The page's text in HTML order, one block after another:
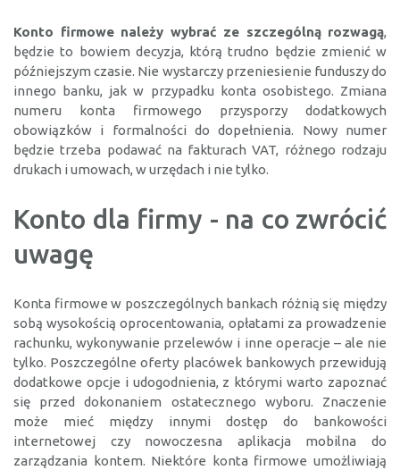
Konto firmowe należy wybrać ze szczególną rozwagą,
będzie to bowiem decyzja, którą trudno będzie zmienić w
późniejszym czasie. Nie wystarczy przeniesienie funduszy do
innego banku, jak w przypadku konta osobistego. Zmiana
numeru konta firmowego przysporzy dodatkowych
obowiązków i formalności do dopełnienia. Nowy numer
będzie trzeba podawać na fakturach VAT, różnego rodzaju
drukach i umowach, w urzędach i nie tylko.
Konto dla firmy - na co zwrócić
uwagę
Konta firmowe w poszczególnych bankach różnią się między
sobą wysokością oprocentowania, opłatami za prowadzenie
rachunku, wykonywanie przelewów i inne operacje – ale nie
tylko. Poszczególne oferty placówek bankowych przewidują
dodatkowe opcje i udogodnienia, z którymi warto zapoznać
się przed dokonaniem ostatecznego wyboru. Znaczenie
może mieć między innymi dostęp do bankowości
internetowej czy nowoczesna aplikacja mobilna do
zarządzania kontem. Niektóre konta firmowe umożliwiają